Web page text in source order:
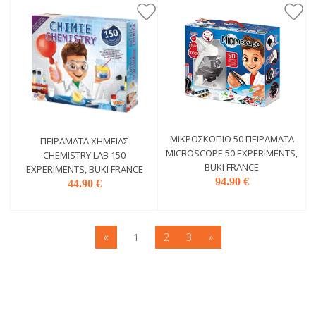
ΠΕΙΡΆΜΑΤΑ ΧΗΜΕΊΑΣ
CHEMISTRY LAB 150
EXPERIMENTS, BUKI FRANCE
44.90 €
ΜΙΚΡΟΣΚΌΠΙΟ 50 ΠΕΙΡΆΜΑΤΑ
MICROSCOPE 50 EXPERIMENTS,
BUKI FRANCE
94.90 €
« 1 2 3 »